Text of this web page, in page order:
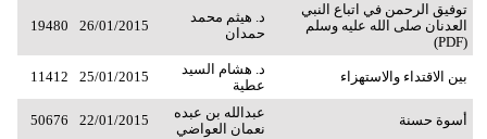
توفيق الرحمن في اتباع النبي
العدنان صلى الله عليه وسلم
(PDF)
د. هيثم محمد
حمدان
26/01/2015
19480
بين الاقتداء والاستهزاء
د. هشام السيد
عطية
25/01/2015
11412
أسوة حسنة
عبدالله بن عبده
نعمان العواضي
22/01/2015
50676